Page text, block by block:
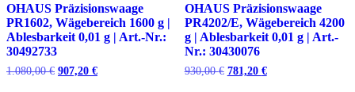
OHAUS Präzisionswaage
PR1602, Wägebereich 1600 g |
Ablesbarkeit 0,01 g | Art.-Nr.:
30492733
1.080,00€ Ursprünglicher
907,20 €Aktueller
OHAUS Präzisionswaage
PR4202/E, Wägebereich 4200
g | Ablesbarkeit 0,01 g | Art.-
Nr.: 30430076
930,00€ Ursprünglicher
781,20 €Aktueller